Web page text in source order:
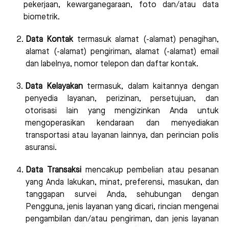
pekerjaan, kewarganegaraan, foto dan/atau data
biometrik.
Data Kontak termasuk alamat (-alamat) penagihan,
alamat (-alamat) pengiriman, alamat (-alamat) email
dan labelnya, nomor telepon dan daftar kontak.
Data Kelayakan termasuk, dalam kaitannya dengan
penyedia layanan, perizinan, persetujuan, dan
otorisasi lain yang mengizinkan Anda untuk
mengoperasikan kendaraan dan menyediakan
transportasi atau layanan lainnya, dan perincian polis
asuransi.
Data Transaksi mencakup pembelian atau pesanan
yang Anda lakukan, minat, preferensi, masukan, dan
tanggapan survei Anda, sehubungan dengan
Pengguna, jenis layanan yang dicari, rincian mengenai
pengambilan dan/atau pengiriman, dan jenis layanan